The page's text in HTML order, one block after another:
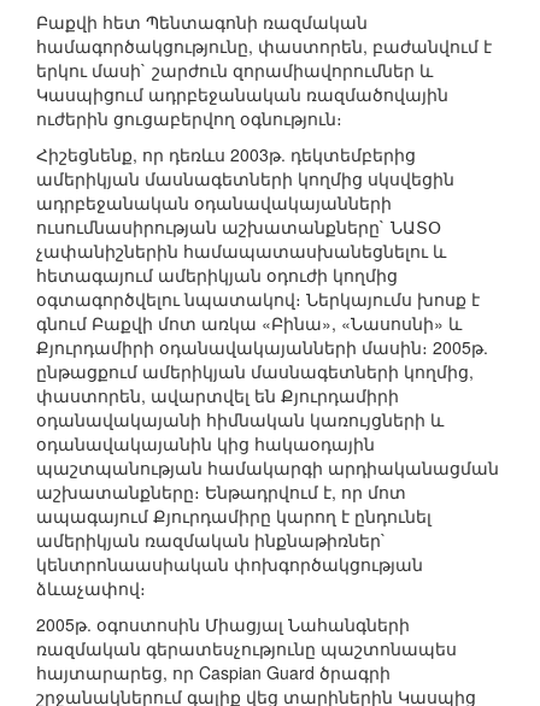
Բաքվի հետ Պենտագոնի ռազմական
համագործակցությունը, փաստորեն, բաժանվում է
երկու մասի` շարժուն զորամիավորումներ և
Կասպիցում ադրբեջանական ռազմածովային
ուժերին ցուցաբերվող օգնություն։
Հիշեցնենք, որ դեռևս 2003թ. դեկտեմբերից
ամերիկյան մասնագետների կողմից սկսվեցին
ադրբեջանական օդանավակայանների
ուսումնասիրության աշխատանքները` ՆԱՏՕ
չափանիշներին համապատասխանեցնելու և
հետագայում ամերիկյան օդուժի կողմից
օգտագործվելու նպատակով։ Ներկայումս խոսք է
գնում Բաքվի մոտ առկա «Բինա», «Նասոսնի» և
Քյուրդամիրի օդանավակայանների մասին։ 2005թ.
ընթացքում ամերիկյան մասնագետների կողմից,
փաստորեն, ավարտվել են Քյուրդամիրի
օդանավակայանի հիմնական կառույցների և
օդանավակայանին կից հակաօդային
պաշտպանության համակարգի արդիականացման
աշխատանքները։ Ենթադրվում է, որ մոտ
ապագայում Քյուրդամիրը կարող է ընդունել
ամերիկյան ռազմական ինքնաթիռներ`
կենտրոնաասիական փոխգործակցության
ձևաչափով։
2005թ. օգոստոսին Միացյալ Նահանգների
ռազմական գերատեսչությունը պաշտոնապես
հայտարարեց, որ Caspian Guard ծրագրի
շրջանակներում գալիք վեց տարիներին Կասպից